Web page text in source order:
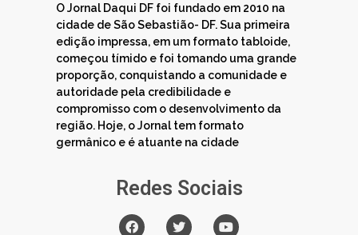
O Jornal Daqui DF foi fundado em 2010 na
cidade de São Sebastião- DF. Sua primeira
edição impressa, em um formato tabloide,
começou tímido e foi tomando uma grande
proporção, conquistando a comunidade e
autoridade pela credibilidade e
compromisso com o desenvolvimento da
região. Hoje, o Jornal tem formato
germânico e é atuante na cidade
Redes Sociais